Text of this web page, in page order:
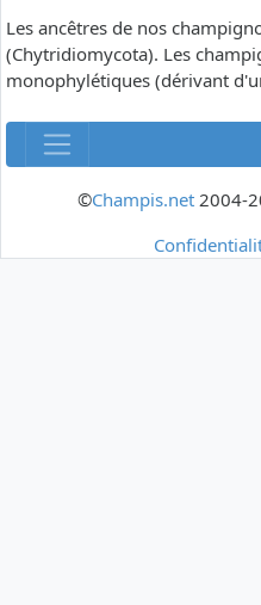
Les ancêtres de nos
(Chytridiomycota). Les
monophylétiques (dérivant
©Champis.net2004-